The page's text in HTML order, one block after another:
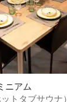
ニアム
トタブサウナ）